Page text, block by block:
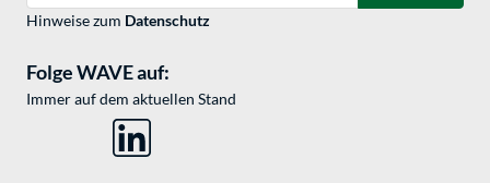
Hinweise zum Datenschutz
Folge WAVE auf:
Immer auf dem aktuellen Stand